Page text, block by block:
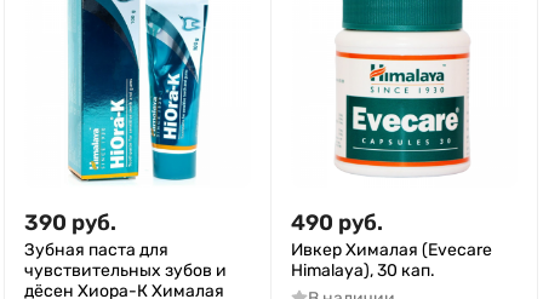
390 руб.
Зубная паста для
чувствительных зубов и
дёсен Хиора-К Хималая
490 руб.
Ивкер Хималая (Evecare
Himalaya), 30 кап.